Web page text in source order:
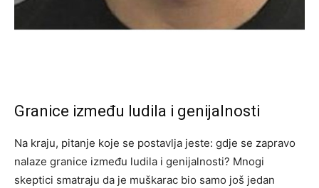
Granice između ludila i genijalnosti
Na kraju, pitanje koje se postavlja jeste: gdje se zapravo
nalaze granice između ludila i genijalnosti? Mnogi
skeptici smatraju da je muškarac bio samo još jedan